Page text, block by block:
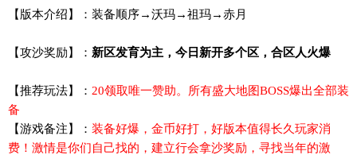
【版本介绍】：装备顺序→沃玛→祖玛→赤月
【攻沙奖励】： 新区发育为主，今日新开多个区，合区人火爆
【推荐玩法】： 20领取唯一赞助。所有盛大地图BOSS爆出全部装
备
【游戏备注】： 装备好爆，金币好打，好版本值得长久玩家消
费！激情是你们自己找的，建立行会拿沙奖励，寻找当年的激